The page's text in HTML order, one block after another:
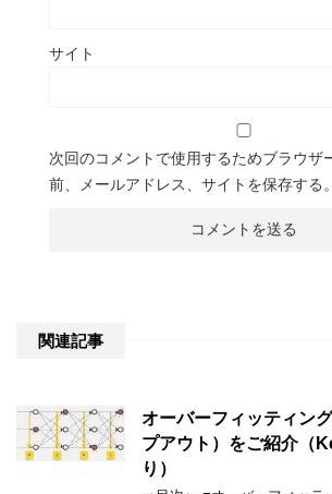
サイト
次回のコメントで使用するためブラウザ
前、メールアドレス、サイトを保存する。
関連記事
オーバーフィッティン
プアウト）をご紹介（
り）